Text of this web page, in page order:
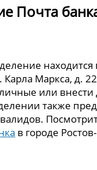
Почта
находится
Карла Маркса, д.
или внести
также
в городе